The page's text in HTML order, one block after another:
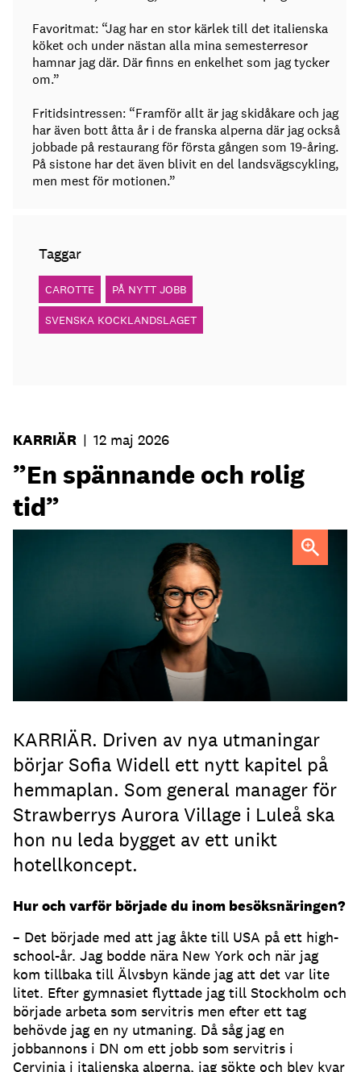
Favoritmat: “Jag har en stor kärlek till det italienska
köket och under nästan alla mina semesterresor
hamnar jag där. Där finns en enkelhet som jag tycker
om.”
Fritidsintressen: “Framför allt är jag skidåkare och jag
har även bott åtta år i de franska alperna där jag också
jobbade på restaurang för första gången som 19-åring.
På sistone har det även blivit en del landsvägscykling,
men mest för motionen.”
Taggar
CAROTTE PÅ NYTT JOBB
SVENSKA KOCKLANDSLAGET
KARRIÄR | 12 maj 2026
”En spännande och rolig
tid”
FOTO: Johanna Fond
KARRIÄR. Driven av nya utmaningar
börjar Sofia Widell ett nytt kapitel på
hemmaplan. Som general manager för
Strawberrys Aurora Village i Luleå ska
hon nu leda bygget av ett unikt
hotellkoncept.
Hur och varför började du inom besöksnäringen?
– Det började med att jag åkte till USA på ett high-
school-år. Jag bodde nära New York och när jag
kom tillbaka till Älvsbyn kände jag att det var lite
litet. Efter gymnasiet flyttade jag till Stockholm och
började arbeta som servitris men efter ett tag
behövde jag en ny utmaning. Då såg jag en
jobbannons i DN om ett jobb som servitris i
Cervinia i italienska alperna, jag sökte och blev kvar